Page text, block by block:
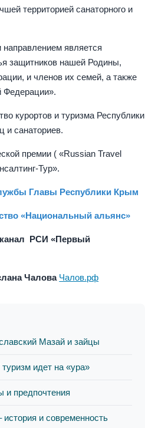
территорией санаторного и
является
защитников нашей Родины,
и членов их семей, а также
Федерации».
курортов и туризма Республики
и санаториев.
премии ( «Russian Travel
Тур».
Главы Республики Крым
«Национальный альянс»
канал РСИ«Первый
Чалова Чалов.рф
Мазай и зайцы
идет на «ура»
и предпочтения
и современность